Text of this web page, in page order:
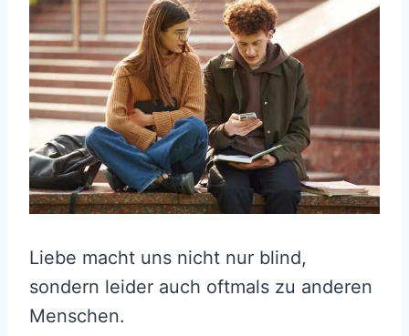
Liebe macht uns nicht nur blind,
sondern leider auch oftmals zu anderen
Menschen.